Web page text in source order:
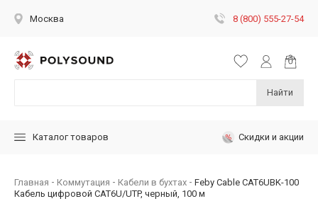
Москва 8 (800) 555-27-54
Найти
Каталог товаров Скидки и акции
Главная Коммутация Кабели в бухтах
Feby Cable CAT6UBK-100
Кабель цифровой CAT6U/UTP, черный, 100 м